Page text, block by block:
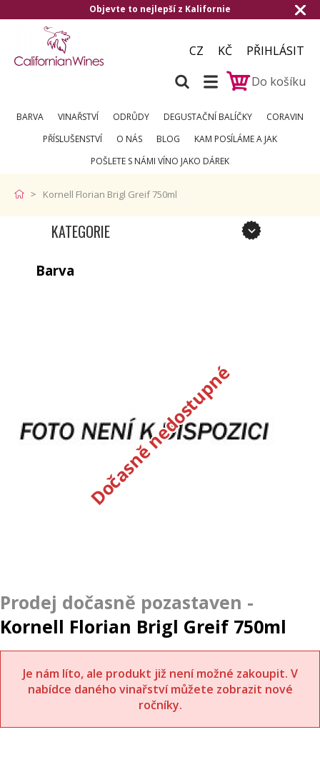
Objevte to nejlepší z Kalifornie
CZ KČ
PŘIHLÁSIT
Do košíku
BARVA VINAŘSTVÍ ODRŮDY DEGUSTAČNÍ BALÍČKY
CORAVIN
PŘÍSLUŠENSTVÍ
O NÁS BLOG
KAM POSÍLÁME A JAK
POŠLETE S NÁMI VÍNO JAKO DÁREK
Kornell Florian Brigl Greif 750ml
KATEGORIE
Barva
Dočasně nedostupné
Kornell Florian Brigl Greif 750ml
Je nám líto, ale produkt již není možné zakoupit. V
nabídce daného vinařství můžete zobrazit nové
ročníky.